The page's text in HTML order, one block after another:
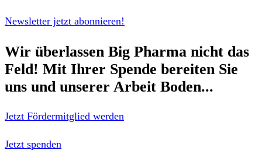
Newsletter jetzt abonnieren!
Wir überlassen Big Pharma nicht das
Feld! Mit Ihrer Spende bereiten Sie
uns und unserer Arbeit Boden...
Jetzt Fördermitglied werden
Jetzt spenden